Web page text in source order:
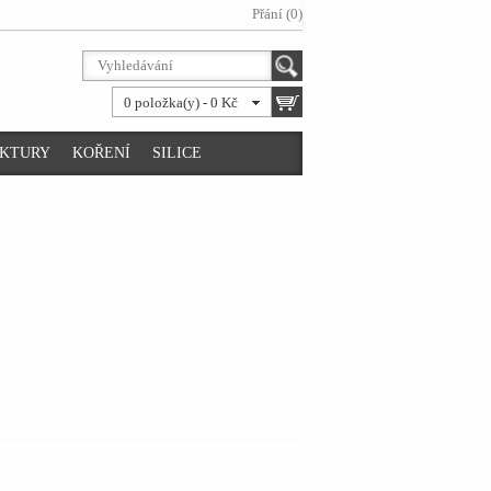
Přání (0)
0 položka(y) - 0 Kč
KOŘENÍ SILICE